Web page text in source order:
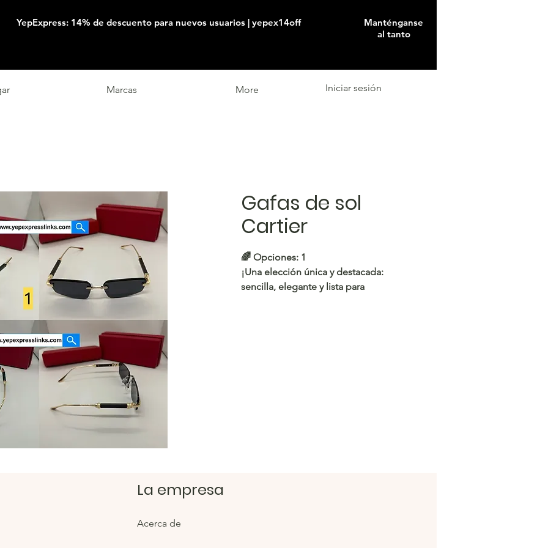
YepExpress: 14% de descuento para nuevos usuarios | yepex14off
Manténganse
al tanto
Marcas More Iniciar sesión
Gafas de sol
Cartier
🌈 Opciones: 1
¡Una elección única y destacada:
sencilla, elegante y lista para
La empresa
Acerca de